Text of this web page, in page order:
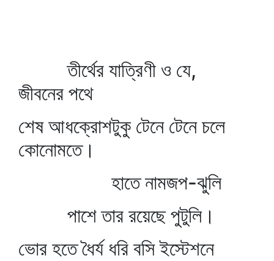
তীর্থের যাত্রিণী ও যে,
জীবনের পথে
শেষ আধক্রোশটুকু টেনে টেনে চলে
কোনোমতে।
হাতে নামজপ-ঝুলি
পাশে তার রয়েছে পুটুলি।
ভোর হতে ধৈর্য ধরি বসি ইস্টেশনে